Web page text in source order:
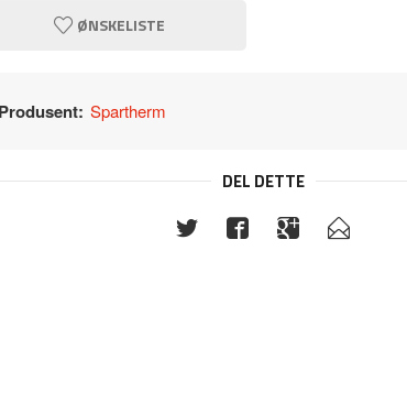
ØNSKELISTE
Produsent: Spartherm
DEL DETTE